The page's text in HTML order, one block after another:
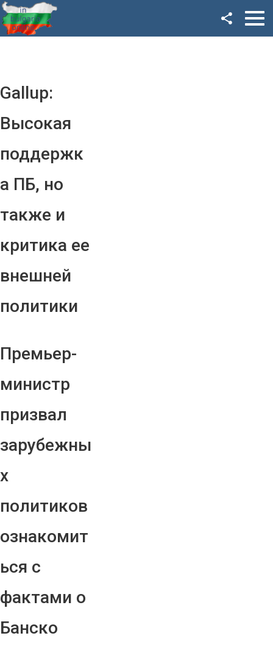
Gallup:
Высокая
поддержк
а ПБ, но
также и
критика ее
внешней
политики
Премьер-
министр
призвал
зарубежны
х
политиков
ознакомит
ься с
фактами о
Банско